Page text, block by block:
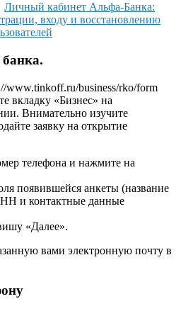
Личный кабинет Альфа-Банка:
входу и восстановлению
www.tinkoff.ru/business/rko/form
вкладку «Бизнес» на
Внимательно изучите
заявку на открытие
телефона и нажмите на
появившейся анкеты (название
и контактные данные
«Далее».
вами электронную почту в